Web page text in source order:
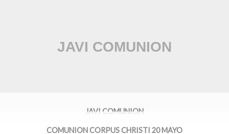
JAVI COMUNION
COMUNION CORPUS CHRISTI 20 MAYO